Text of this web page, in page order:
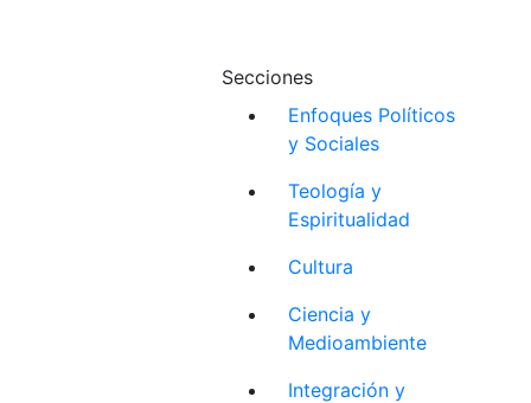
Secciones
Enfoques Políticos
y Sociales
Teología y
Espiritualidad
Cultura
Ciencia y
Medioambiente
Integración y